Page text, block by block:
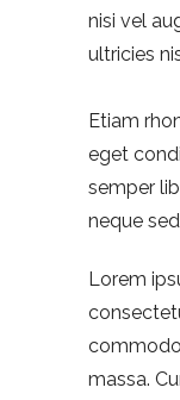
nisi vel
ultricies
Etiam
eget
semper
neque
Lorem
massa.